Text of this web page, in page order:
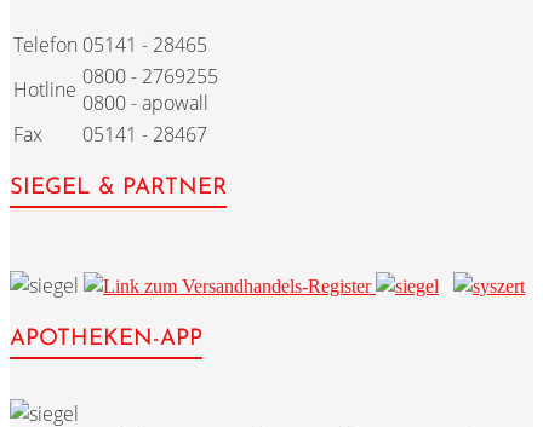
Telefon 05141 - 28465
Hotline 0800 - 2769255
0800 - apowall
Fax
05141 - 28467
SIEGEL & PARTNER
APOTHEKEN-APP